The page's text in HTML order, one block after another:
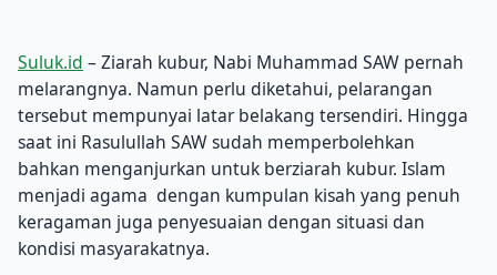
Suluk.id – Ziarah kubur, Nabi Muhammad SAW pernah
melarangnya. Namun perlu diketahui, pelarangan
tersebut mempunyai latar belakang tersendiri. Hingga
saat ini Rasulullah SAW sudah memperbolehkan
bahkan menganjurkan untuk berziarah kubur. Islam
menjadi agama dengan kumpulan kisah yang penuh
keragaman juga penyesuaian dengan situasi dan
kondisi masyarakatnya.